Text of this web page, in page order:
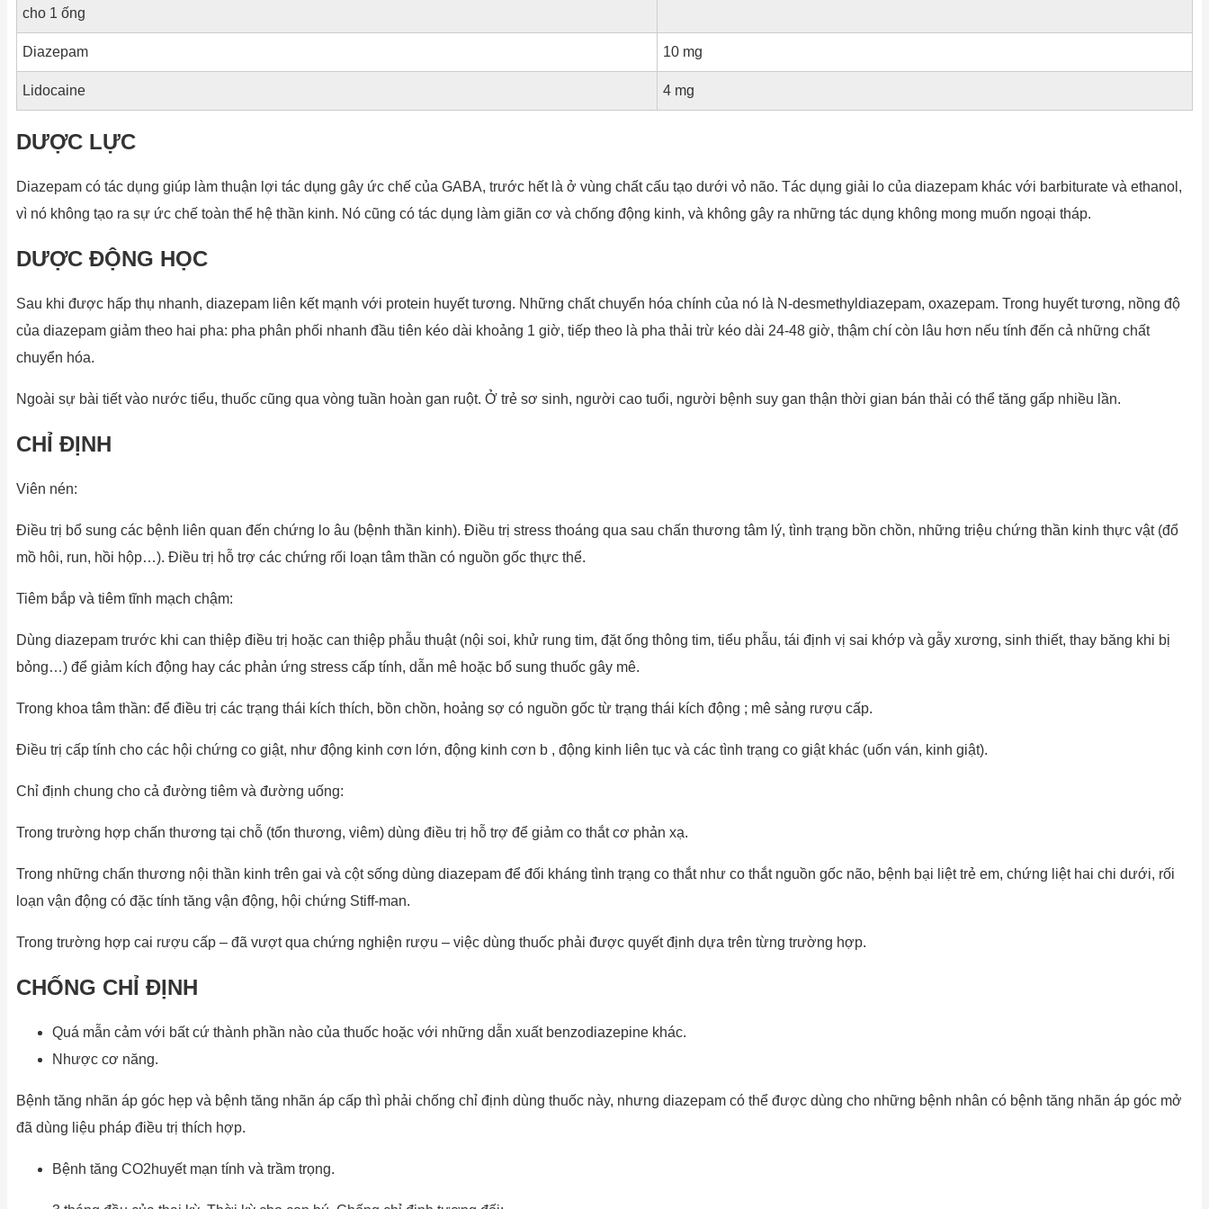
cho 1 ống
Diazepam 10 mg
Lidocaine 4 mg
DƯỢC LỰC
Diazepam có tác dụng giúp làm thuận lợi tác dụng gây ức chế của GABA, trước hết là ở vùng chất cấu tạo dưới vỏ não. Tác dụng giải lo của diazepam khác với barbiturate và ethanol,
vì nó không tạo ra sự ức chế toàn thể hệ thần kinh. Nó cũng có tác dụng làm giãn cơ và chống động kinh, và không gây ra những tác dụng không mong muốn ngoại tháp.
DƯỢC ĐỘNG HỌC
Sau khi được hấp thụ nhanh, diazepam liên kết mạnh với protein huyết tương. Những chất chuyển hóa chính của nó là N-desmethyldiazepam, oxazepam. Trong huyết tương, nồng độ
của diazepam giảm theo hai pha: pha phân phối nhanh đầu tiên kéo dài khoảng 1 giờ, tiếp theo là pha thải trừ kéo dài 24-48 giờ, thậm chí còn lâu hơn nếu tính đến cả những chất
chuyển hóa.
Ngoài sự bài tiết vào nước tiểu, thuốc cũng qua vòng tuần hoàn gan ruột. Ở trẻ sơ sinh, người cao tuổi, người bệnh suy gan thận thời gian bán thải có thể tăng gấp nhiều lần.
CHỈ ĐỊNH
Viên nén:
Điều trị bổ sung các bệnh liên quan đến chứng lo âu (bệnh thần kinh). Điều trị stress thoáng qua sau chấn thương tâm lý, tình trạng bồn chồn, những triệu chứng thần kinh thực vật (đổ
mồ hôi, run, hồi hộp…). Điều trị hỗ trợ các chứng rối loạn tâm thần có nguồn gốc thực thể.
Tiêm bắp và tiêm tĩnh mạch chậm:
Dùng diazepam trước khi can thiệp điều trị hoặc can thiệp phẫu thuật (nội soi, khử rung tim, đặt ống thông tim, tiểu phẫu, tái định vị sai khớp và gẫy xương, sinh thiết, thay băng khi bị
bỏng…) để giảm kích động hay các phản ứng stress cấp tính, dẫn mê hoặc bổ sung thuốc gây mê.
Trong khoa tâm thần: để điều trị các trạng thái kích thích, bồn chồn, hoảng sợ có nguồn gốc từ trạng thái kích động ; mê sảng rượu cấp.
Điều trị cấp tính cho các hội chứng co giật, như động kinh cơn lớn, động kinh cơn b , động kinh liên tục và các tình trạng co giật khác (uốn ván, kinh giật).
Chỉ định chung cho cả đường tiêm và đường uống:
Trong trường hợp chấn thương tại chỗ (tổn thương, viêm) dùng điều trị hỗ trợ để giảm co thắt cơ phản xạ.
Trong những chấn thương nội thần kinh trên gai và cột sống dùng diazepam để đối kháng tình trạng co thắt như co thắt nguồn gốc não, bệnh bại liệt trẻ em, chứng liệt hai chi dưới, rối
loạn vận động có đặc tính tăng vận động, hội chứng Stiff-man.
Trong trường hợp cai rượu cấp – đã vượt qua chứng nghiện rượu – việc dùng thuốc phải được quyết định dựa trên từng trường hợp.
CHỐNG CHỈ ĐỊNH
Quá mẫn cảm với bất cứ thành phần nào của thuốc hoặc với những dẫn xuất benzodiazepine khác.
Nhược cơ năng.
Bệnh tăng nhãn áp góc hẹp và bệnh tăng nhãn áp cấp thì phải chống chỉ định dùng thuốc này, nhưng diazepam có thể được dùng cho những bệnh nhân có bệnh tăng nhãn áp góc mở
đã dùng liệu pháp điều trị thích hợp.
Bệnh tăng CO2huyết mạn tính và trầm trọng.